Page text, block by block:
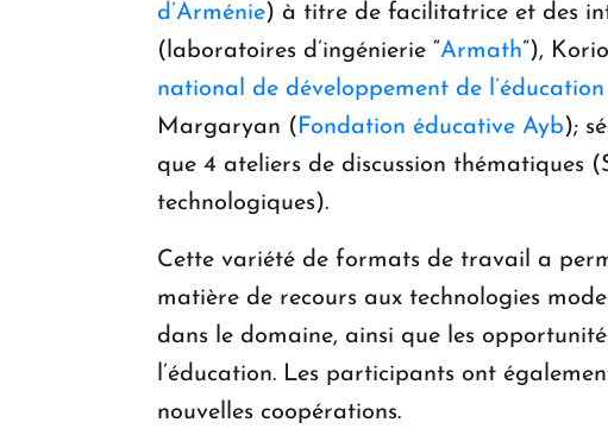
d’Arménie) à titre de facilitatrice et des
(laboratoires d’ingénierie “Armath”),
national de développement de
Margaryan ( Fondation éducative Ayb);
que 4 ateliers de discussion thématiques
technologiques).
Cette variété de formats de travail a
matière de recours aux technologies
dans le domaine, ainsi que les
l’éducation. Les participants ont
nouvelles coopérations.